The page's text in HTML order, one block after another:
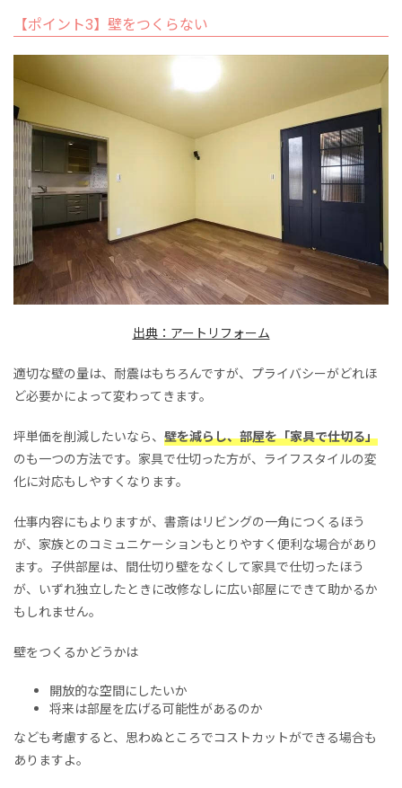
【ポイント3】壁をつくらない
出典：アートリフォーム
適切な壁の量は、耐震はもちろんですが、プライバシーがどれほ
ど必要かによって変わってきます。
坪単価を削減したいなら、 壁を減らし、部屋を「家具で仕切る」
のも一つの方法です。家具で仕切った方が、ライフスタイルの変
化に対応もしやすくなります。
仕事内容にもよりますが、書斎はリビングの一角につくるほう
が、家族とのコミュニケーションもとりやすく便利な場合があり
ます。子供部屋は、間仕切り壁をなくして家具で仕切ったほう
が、いずれ独立したときに改修なしに広い部屋にできて助かるか
もしれません。
壁をつくるかどうかは
開放的な空間にしたいか
将来は部屋を広げる可能性があるのか
なども考慮すると、思わぬところでコストカットができる場合も
ありますよ。